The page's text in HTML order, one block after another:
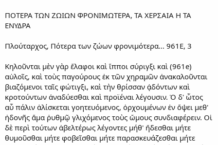
ΠΟΤΕΡΑ ΤΩΝ ΖΩΙΩΝ ΦΡΟΝΙΜΩΤΕΡΑ, ΤΑ ΧΕΡΣΑΙΑ Η ΤΑ
ΕΝΥΔΡΑ
Πλούταρχος, Πότερα των ζώων φρονιμότερα... 961Ε, 3
Κηλοῦνται μὲν γὰρ ἔλαφοι καὶ ἵπποι σύριγξι καὶ (961e)
αὐλοῖς, καὶ τοὺς παγούρους ἐκ τῶν χηραμῶν ἀνακαλοῦνται
βιαζόμενοι ταῖς φώτιγξι, καὶ τὴν θρίσσαν ᾀδόντων καὶ
κροτούντων ἀναδύεσθαι καὶ προϊέναι λέγουσιν. Ὁ δ' ὦτος
αὖ πάλιν ἁλίσκεται γοητευόμενος, ὀρχουμένων ἐν ὄψει μεθ'
ἡδονῆς ἅμα ῥυθμῷ γλιχόμενος τοὺς ὤμους συνδιαφέρειν. Οἱ
δὲ περὶ τούτων ἀβελτέρως λέγοντες μήθ' ἥδεσθαι μήτε
θυμοῦσθαι μήτε φοβεῖσθαι μήτε παρασκευάζεσθαι μήτε